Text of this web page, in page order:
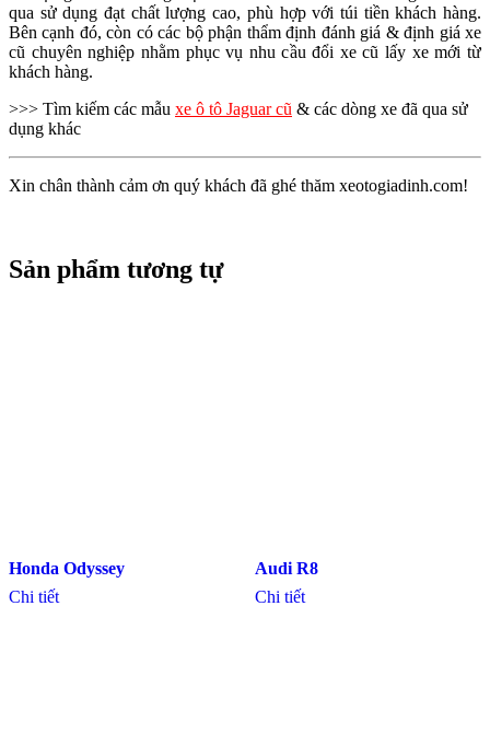
qua sử dụng đạt chất lượng cao, phù hợp với túi tiền khách hàng.
Bên cạnh đó, còn có các bộ phận thẩm định đánh giá & định giá xe
cũ chuyên nghiệp nhằm phục vụ nhu cầu đổi xe cũ lấy xe mới từ
khách hàng.
>>> Tìm kiếm các mẫu xe ô tô Jaguar cũ & các dòng xe đã qua sử
dụng khác
Xin chân thành cảm ơn quý khách đã ghé thăm xeotogiadinh.com!
Sản phẩm tương tự
Honda Odyssey
Chi tiết
Audi R8
Chi tiết